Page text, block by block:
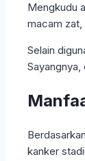
Mengkudu
macam zat,
Selain
kanker